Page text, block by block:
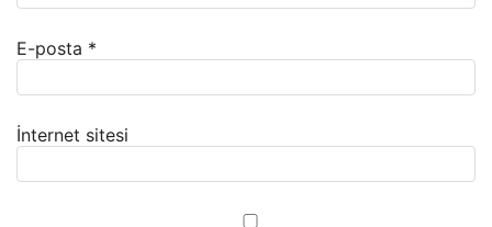
E-posta *
İnternet sitesi